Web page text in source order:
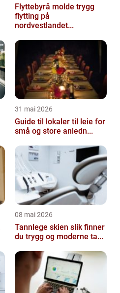
Flyttebyrå molde trygg
flytting på
nordvestlandet...
31 mai 2026
Guide til lokaler til leie for
små og store anledn...
08 mai 2026
Tannlege skien slik finner
du trygg og moderne ta...